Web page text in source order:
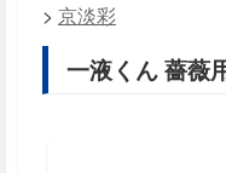
> 京淡彩
一液くん 薔薇